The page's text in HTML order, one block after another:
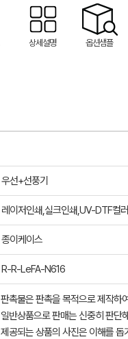
상세설명 옵션샘플
우선+선풍기
레이저인쇄,실크인쇄,UV-DTF컬
종이케이스
R-R-LeFA-N616
판촉물은 판촉을 목적으로 제작하
일반상품으로 판매는 신중히 판단
제공되는 상품의 사진은 이해를